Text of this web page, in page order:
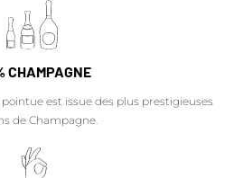
CHAMPAGNE
est issue des plus prestigieuses
de Champagne.